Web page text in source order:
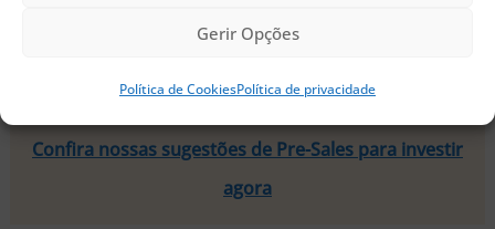
Gerir Opções
Política de CookiesPolítica de privacidade
Confira nossas sugestões de Pre-Sales para investir
agora